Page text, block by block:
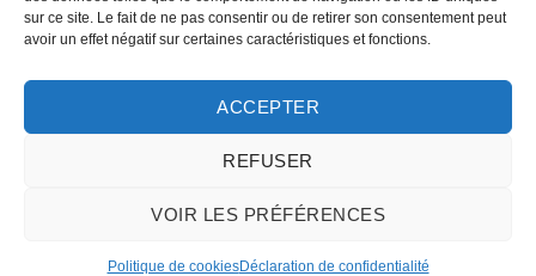
sur ce site. Le fait de ne pas consentir ou de retirer son consentement peut
avoir un effet négatif sur certaines caractéristiques et fonctions.
ACCEPTER
REFUSER
VOIR LES PRÉFÉRENCES
Politique de cookiesDéclaration de confidentialité